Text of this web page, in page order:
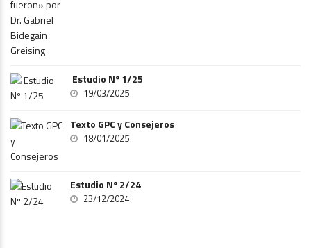
Estudio Nº 1/25
19/03/2025
Texto GPC y Consejeros
18/01/2025
Estudio Nº 2/24
23/12/2024